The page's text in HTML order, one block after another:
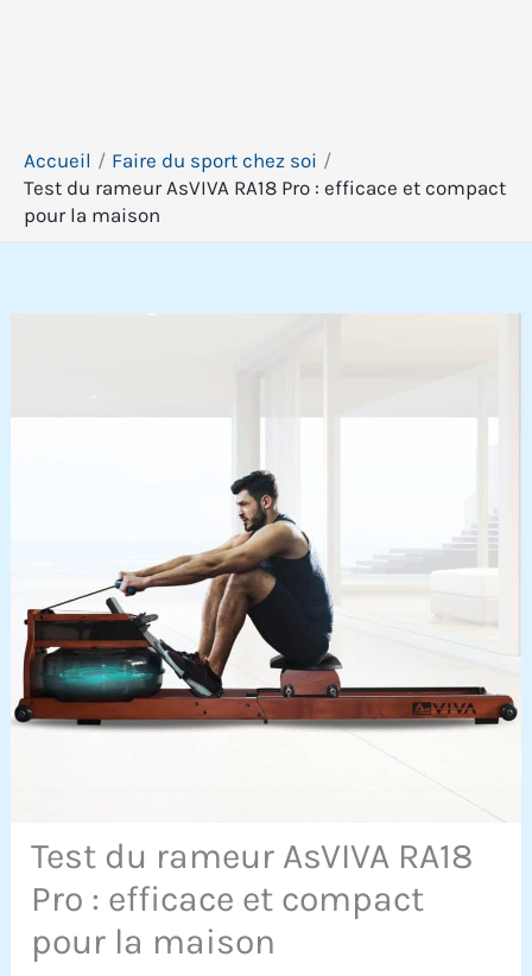
Accueil
Faire du sport chez soi
Test du rameur AsVIVA RA18 Pro : efficace et compact
pour la maison
Test du rameur AsVIVA RA18
Pro : efficace et compact
pour la maison